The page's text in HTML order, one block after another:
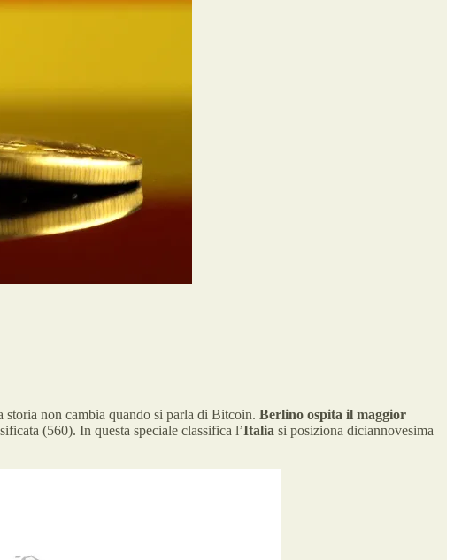
non cambia quando si parla di Bitcoin. Berlino ospita il maggior
(560). In questa speciale classifica l’Italia si posiziona diciannovesima